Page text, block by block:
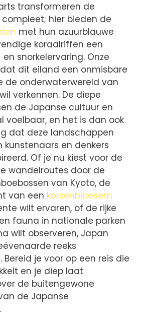
transformeren de
hier bieden de
met hun azuurblauwe
koraalriffen een
snorkelervaring. Onze
dit eiland een onmisbare
de onderwaterwereld van
verkennen. De diepe
de Japanse cultuur en
voelbaar, en het is dan ook
dat deze landschappen
kunstenaars en denkers
Of je nu kiest voor de
wandelroutes door de
van Kyoto, de
van een kersenbloesem
wilt ervaren, of de rijke
fauna in nationale parken
wilt observeren, Japan
reeks
Bereid je voor op een reis die
en je diep laat
de buitengewone
de Japanse